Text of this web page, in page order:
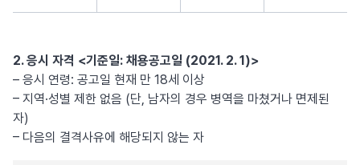
2. 응시 자격 <기준일: 채용공고일 (2021. 2. 1)>
– 응시 연령: 공고일 현재 만 18세 이상
– 지역·성별 제한 없음 (단, 남자의 경우 병역을 마쳤거나 면제된
자)
– 다음의 결격사유에 해당되지 않는 자